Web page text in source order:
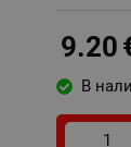
9.20
В